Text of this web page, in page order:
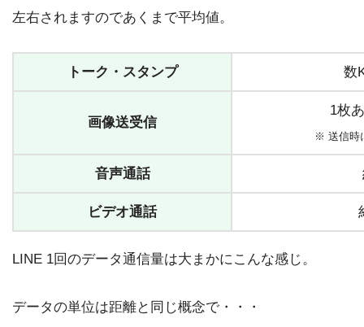
左右されますのであくまで平均値。
トーク・スタンプ 数
画像送受信
1枚
※ 送信時
音声通話
ビデオ通話
LINE 1回のデータ通信量は大まかにこんな感じ。
データの単位は距離と同じ概念で・・・